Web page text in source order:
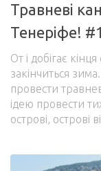
Управління
Профіль
Травневі
Тенеріфе! #1
От і добігає
закінчиться
провести
ідею провести
острові, острові